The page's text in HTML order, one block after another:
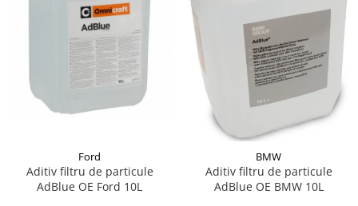
Ford
Aditiv filtru de particule
AdBlue OE Ford 10L
BMW
Aditiv filtru de particule
AdBlue OE BMW 10L